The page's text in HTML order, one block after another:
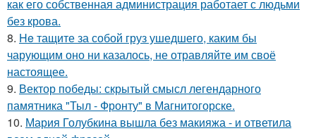
как его собственная администрация работает с людьми
без крова.
8. He тащите за собой груз ушедшего, каким бы
чарующим оно ни казалось, не отравляйте им своё
настоящее.
9. Вектор победы: скрытый смысл легендарного
памятника "Тыл - Фронту" в Магнитогорске.
10. Мария Голубкина вышла без макияжа - и ответила